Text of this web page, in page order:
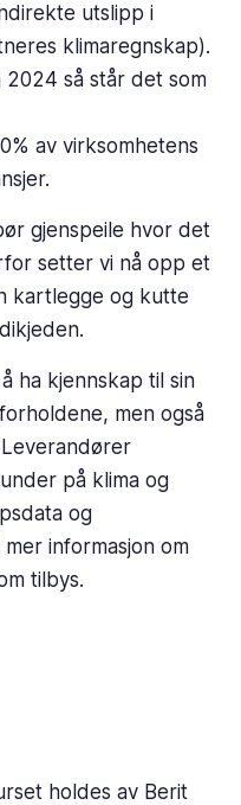
utslipp i
klimaregnskap).
2024 så står det som
av virksomhetens
gjenspeile hvor det
setter vi nå opp et
kartlegge og kutte
ha kjennskap til sin
men også
på klima og
og
informasjon om
tilbys.
holdes av Berit